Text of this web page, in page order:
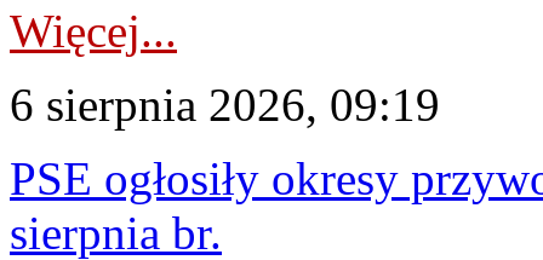
Więcej...
6 sierpnia 2026, 09:19
PSE ogłosiły okresy
sierpnia br.